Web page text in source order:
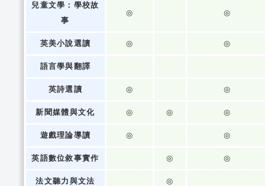
兒童文學：學校故
事
◎ ◎
英美小說選讀 ◎ ◎
語言學與翻譯
英詩選讀 ◎ ◎
新聞媒體與文化 ◎ ◎ ◎
遊戲理論導讀 ◎ ◎
英語數位敘事實作 ◎ ◎
法文聽力與文法 ◎